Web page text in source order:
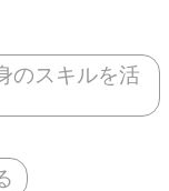
のスキルを活